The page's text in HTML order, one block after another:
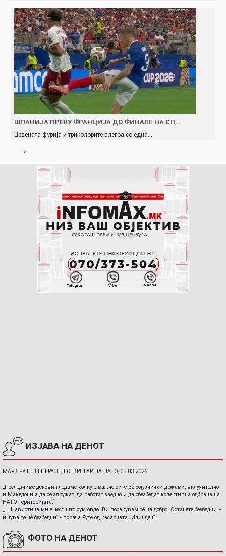
ШПАНИЈА ПРЕКУ ФРАНЦИЈА ДО ФИНАЛЕ НА СП…
Црвената фурија и триколорите влегоа со една…
->
ИЗЈАВА НА ДЕНОТ
МАРК РУТЕ, ГЕНЕРАЛЕН СЕКРЕТАР НА НАТО, 03.03.2026
„Последниве денови гледаме колку е важно сите 32 сојузнички држави, вклучително
и Македонија да се здружат, да работат заедно и да обезбедат колективна одбрана на
НАТО територијата.“
„ ...Навистина ми е чест што сум овде. Ви посакувам сè најдобро. Останете безбедни –
и чувајте нè безбедни“ - порача Руте од касарната „Илинден“.
ФОТО НА ДЕНОТ